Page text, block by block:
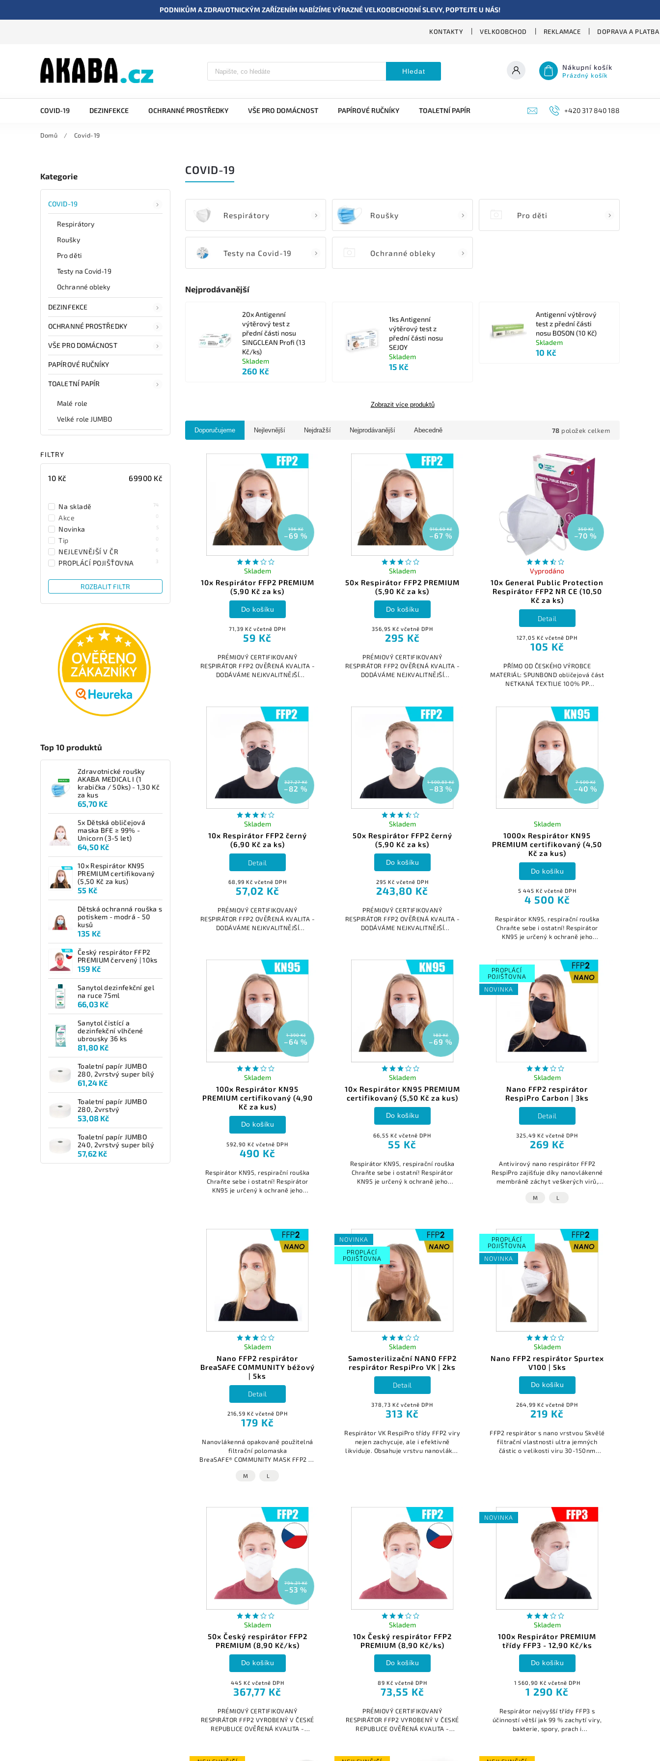
PODNIKŮM A ZDRAVOTNICKÝM ZAŘÍZENÍM NABÍZÍME VÝRAZNÉ VELKOOBCHODNÍ SLEVY, POPTEJTE U NÁS!
KONTAKTY VELKOOBCHOD REKLAMACE DOPRAVA A PLATBA
Hledat Nákupní košík
Prázdný košík
COVID-19 DEZINFEKCE OCHRANNÉ PROSTŘEDKY VŠE PRO DOMÁCNOST PAPÍROVÉ RUČNÍKY TOALETNÍ PAPÍR +420 317 840 188
Domů / Covid-19
Kategorie
COVID-19
Respirátory
Roušky
Pro děti
Testy na Covid-19
Ochranné obleky
DEZINFEKCE
OCHRANNÉ PROSTŘEDKY
VŠE PRO DOMÁCNOST
PAPÍROVÉ RUČNÍKY
TOALETNÍ PAPÍR
Malé role
Velké role JUMBO
FILTRY
10 Kč 69900 Kč
Na skladě 74
Akce 0
Novinka 5
Tip 0
NEJLEVNĚJŠÍ V ČR 6
PROPLÁCÍ POJIŠŤOVNA 3
ROZBALIT FILTR
Top 10 produktů
Zdravotnické roušky
AKABA MEDICAL I (1
krabička / 50ks) - 1,30 Kč
za kus
65,70 Kč
5x Dětská obličejová
maska BFE ≥ 99% -
Unicorn (3-5 let)
64,50 Kč
10x Respirátor KN95
PREMIUM certifikovaný
(5,50 Kč za kus)
55 Kč
Dětská ochranná rouška s
potiskem - modrá - 50
kusů
135 Kč
Český respirátor FFP2
PREMIUM červený | 10ks
159 Kč
Sanytol dezinfekční gel
na ruce 75ml
66,03 Kč
Sanytol čistící a
dezinfekční vlhčené
ubrousky 36 ks
81,80 Kč
Toaletní papír JUMBO
280, 2vrstvý super bílý
61,24 Kč
Toaletní papír JUMBO
280, 2vrstvý
53,08 Kč
Toaletní papír JUMBO
240, 2vrstvý super bílý
57,62 Kč
COVID-19
Respirátory Roušky Pro děti
Testy na Covid-19 Ochranné obleky
Nejprodávanější
20x Antigenní
výtěrový test z
přední části nosu
SINGCLEAN Profi (13
Kč/ks)
Skladem
260 Kč
1ks Antigenní
výtěrový test z
přední části nosu
SEJOY
Skladem
15 Kč
Antigenní výtěrový
test z přední části
nosu BOSON (10 Kč)
Skladem
10 Kč
Zobrazit více produktů
Doporučujeme Nejlevnější Nejdražší Nejprodávanější Abecedně 78 položek celkem
196 Kč
–69 %
10x Respirátor FFP2 PREMIUM
(5,90 Kč za ks)
Skladem
71,39 Kč včetně DPH
59 Kč
Do košíku
PRÉMIOVÝ CERTIFIKOVANÝ
RESPIRÁTOR FFP2 OVĚŘENÁ KVALITA -
DODÁVÁME NEJKVALITNĚJŠÍ
916,60 Kč
–67 %
50x Respirátor FFP2 PREMIUM
(5,90 Kč za ks)
Skladem
356,95 Kč včetně DPH
295 Kč
Do košíku
PRÉMIOVÝ CERTIFIKOVANÝ
RESPIRÁTOR FFP2 OVĚŘENÁ KVALITA -
DODÁVÁME NEJKVALITNĚJŠÍ
350 Kč
–70 %
10x General Public Protection
Respirátor FFP2 NR CE (10,50
Kč za ks)
Vyprodáno
127,05 Kč včetně DPH
105 Kč
Detail
PŘÍMO OD ČESKÉHO VÝROBCE
MATERIÁL: SPUNBOND obličejová část
NETKANÁ TEXTILIE 100% PP
pohledová část NETKANÁ...
327,27 Kč
–82 %
10x Respirátor FFP2 černý
(6,90 Kč za ks)
Skladem
68,99 Kč včetně DPH
57,02 Kč
Detail
PRÉMIOVÝ CERTIFIKOVANÝ
RESPIRÁTOR FFP2 OVĚŘENÁ KVALITA -
DODÁVÁME NEJKVALITNĚJŠÍ
1 500,83 Kč
–83 %
50x Respirátor FFP2 černý
(5,90 Kč za ks)
Skladem
295 Kč včetně DPH
243,80 Kč
Do košíku
PRÉMIOVÝ CERTIFIKOVANÝ
RESPIRÁTOR FFP2 OVĚŘENÁ KVALITA -
DODÁVÁME NEJKVALITNĚJŠÍ
7 500 Kč
–40 %
1000x Respirátor KN95
PREMIUM certifikovaný (4,50
Kč za kus)
Skladem
5 445 Kč včetně DPH
4 500 Kč
Do košíku
Respirátor KN95, respirační rouška
Chraňte sebe i ostatní! Respirátor
KN95 je určený k ochraně jeho
1 390 Kč
–64 %
100x Respirátor KN95
PREMIUM certifikovaný (4,90
Kč za kus)
Skladem
592,90 Kč včetně DPH
490 Kč
Do košíku
Respirátor KN95, respirační rouška
Chraňte sebe i ostatní! Respirátor
KN95 je určený k ochraně jeho
183 Kč
–69 %
10x Respirátor KN95 PREMIUM
certifikovaný (5,50 Kč za kus)
Skladem
66,55 Kč včetně DPH
55 Kč
Do košíku
Respirátor KN95, respirační rouška
Chraňte sebe i ostatní! Respirátor
KN95 je určený k ochraně jeho
PROPLÁCÍ
POJIŠŤOVNA
NOVINKA
Nano FFP2 respirátor
RespiPro Carbon | 3ks
Skladem
325,49 Kč včetně DPH
269 Kč
Detail
Antivirový nano respirátor FFP2
RespiPro zajišťuje díky nanovlákenné
membráně záchyt veškerých virů,
alergenů. Vrstva aktivního uhlí -
M L
Nano FFP2 respirátor
BreaSAFE COMMUNITY béžový
| 5ks
Skladem
216,59 Kč včetně DPH
179 Kč
Detail
Nanovlákenná opakovaně použitelná
filtrační polomaska
BreaSAFE® COMMUNITY MASK FFP2 se
%. Splňuje evropskou normu EN
M L
NOVINKA
PROPLÁCÍ
POJIŠŤOVNA
Samosterilizační NANO FFP2
respirátor RespiPro VK | 2ks
Skladem
378,73 Kč včetně DPH
313 Kč
Detail
Respirátor VK RespiPro třídy FFP2 viry
nejen zachycuje, ale i efektivně
likviduje. Obsahuje vrstvu nanovláken
PROPLÁCÍ
POJIŠŤOVNA
NOVINKA
Nano FFP2 respirátor Spurtex
V100 | 5ks
Skladem
264,99 Kč včetně DPH
219 Kč
Do košíku
FFP2 respirátor s nano vrstvou Skvělé
filtrační vlastnosti ultra jemných
částic o velikosti viru 30-150nm
794,21 Kč
–53 %
50x Český respirátor FFP2
PREMIUM (8,90 Kč/ks)
Skladem
445 Kč včetně DPH
367,77 Kč
Do košíku
PRÉMIOVÝ CERTIFIKOVANÝ
RESPIRÁTOR FFP2 VYROBENÝ V ČESKÉ
REPUBLICE OVĚŘENÁ KVALITA -
certifikovaném výrobku je...
10x Český respirátor FFP2
PREMIUM (8,90 Kč/ks)
Skladem
89 Kč včetně DPH
73,55 Kč
Do košíku
PRÉMIOVÝ CERTIFIKOVANÝ
RESPIRÁTOR FFP2 VYROBENÝ V ČESKÉ
REPUBLICE OVĚŘENÁ KVALITA -
certifikovaném výrobku je...
NOVINKA
100x Respirátor PREMIUM
třídy FFP3 - 12,90 Kč/ks
Skladem
1 560,90 Kč včetně DPH
1 290 Kč
Do košíku
Respirátor nejvyšší třídy FFP3 s
účinností větší jak 99 % zachytí viry,
bakterie, spory, prach i
NOŠENÍM NEJEN ŽE...